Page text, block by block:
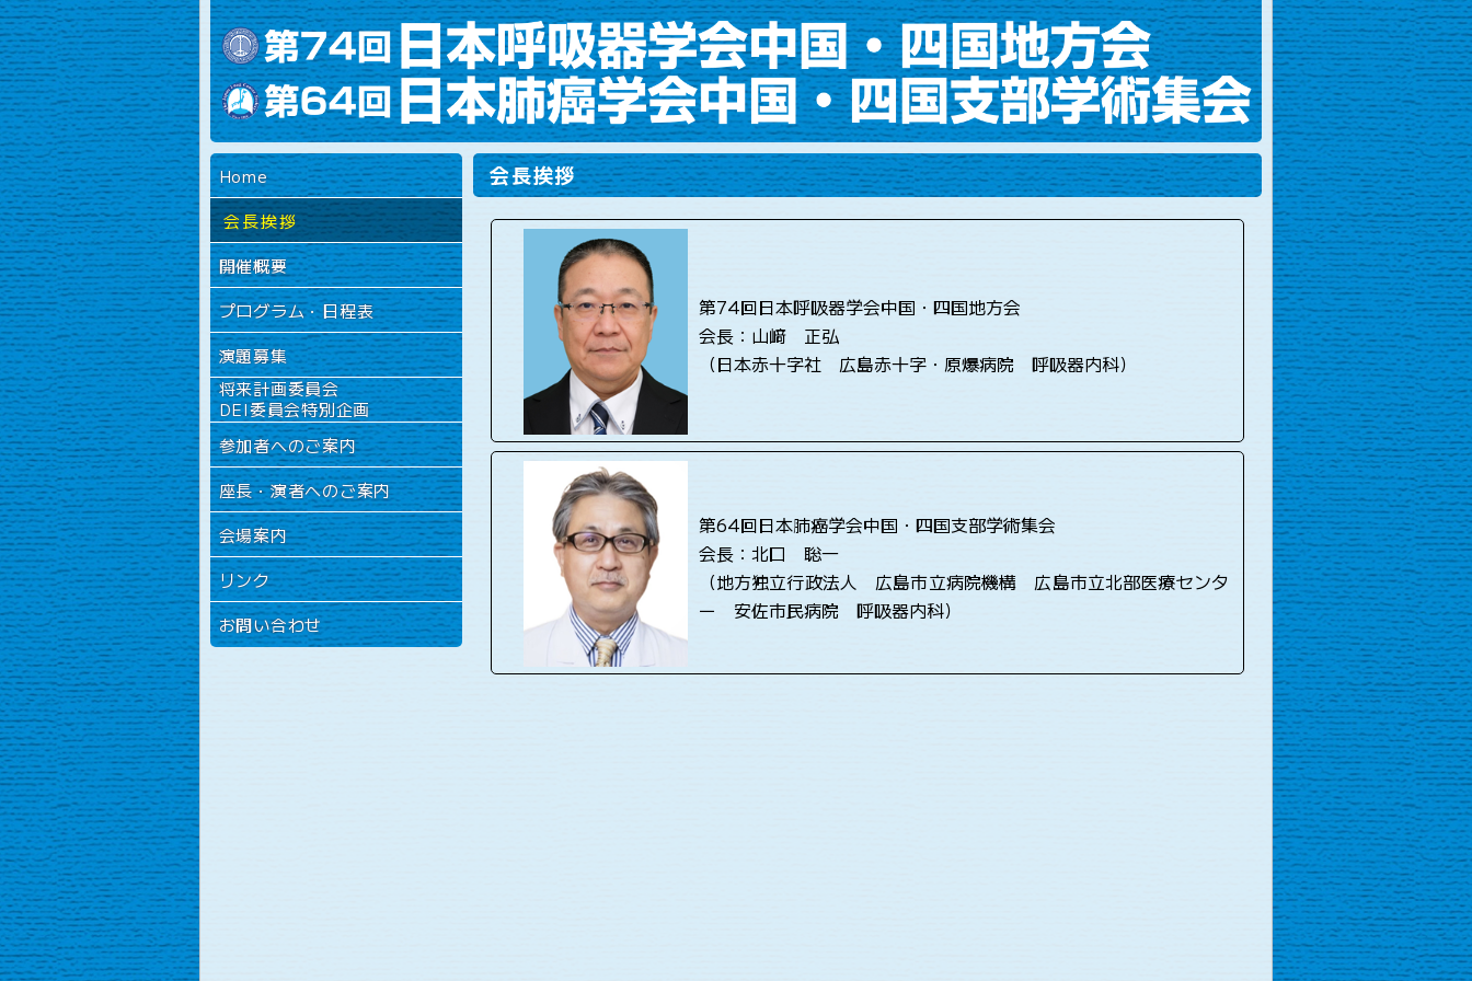
Home
会長挨拶
開催概要
プログラム・日程表
演題募集
将来計画委員会
DEI委員会特別企画
参加者へのご案内
座長・演者へのご案内
会場案内
リンク
お問い合わせ
会長挨拶
第74回日本呼吸器学会中国・四国地方会
会長：山﨑 正弘
（日本赤十字社 広島赤十字・原爆病院 呼吸器内科）
第64回日本肺癌学会中国・四国支部学術集会
会長：北口 聡一
（地方独立行政法人 広島市立病院機構 広島市立北部医療センタ
ー 安佐市民病院 呼吸器内科）